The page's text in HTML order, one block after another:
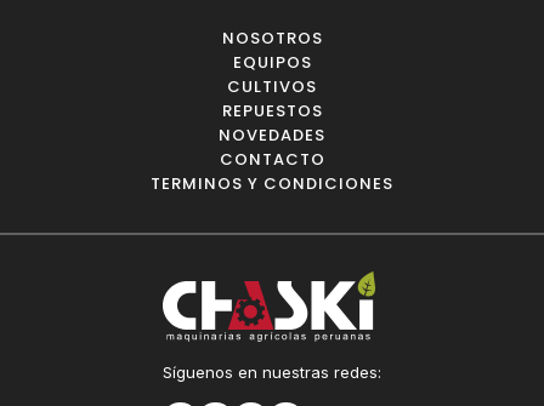
NOSOTROS
EQUIPOS
CULTIVOS
REPUESTOS
NOVEDADES
CONTACTO
TERMINOS Y CONDICIONES
Síguenos en nuestras redes: